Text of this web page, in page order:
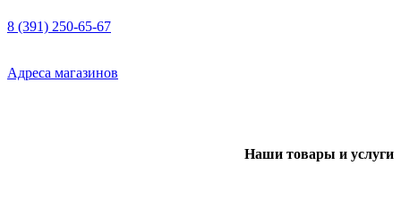
8 (391) 250-65-67
Адреса магазинов
Наши товары и услуги